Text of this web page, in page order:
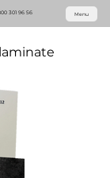
301 96 56 Menu